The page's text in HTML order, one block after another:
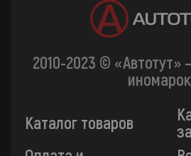
2010-2023 © «Автотут»
иномарок
Каталог товаров